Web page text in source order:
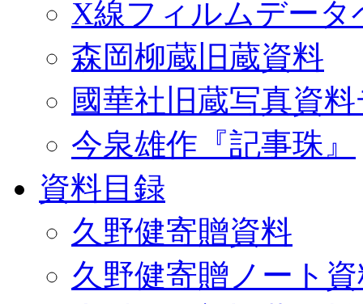
X線フィルムデータ
森岡柳蔵旧蔵資料
國華社旧蔵写真資
今泉雄作『記事珠』
資料目録
久野健寄贈資料
久野健寄贈ノート